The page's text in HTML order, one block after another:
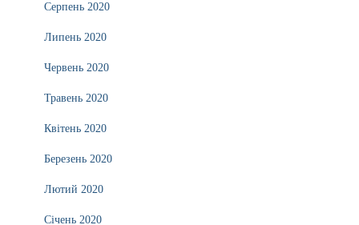
Серпень 2020
Липень 2020
Червень 2020
Травень 2020
Квітень 2020
Березень 2020
Лютий 2020
Січень 2020